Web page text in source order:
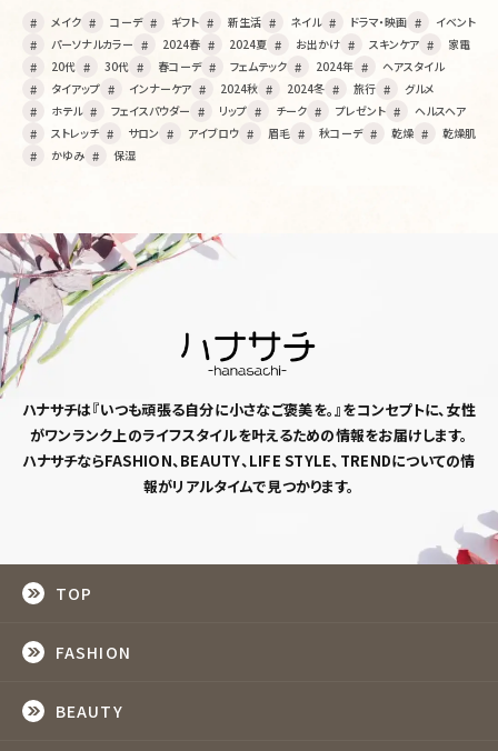
メイク コーデ ギフト 新生活 ネイル ドラマ・映画
イベント
パーソナルカラー
2024春 2024夏 お出かけ スキンケア
家電
20代
30代 春コーデ フェムテック 2024年
ヘアスタイル
タイアップ
インナーケア 2024秋 2024冬 旅行
グルメ
ホテル
フェイスパウダー リップ チーク プレゼント
ヘルスヘア
ストレッチ
サロン アイブロウ 眉毛 秋コーデ 乾燥
乾燥肌
かゆみ
保湿
ハナサチは『いつも頑張る自分に小さなご褒美を。』をコンセプトに、女性
がワンランク上のライフスタイルを叶えるための情報をお届けします。
ハナサチならFASHION、BEAUTY、LIFE STYLE、TRENDについての情
報がリアルタイムで見つかります。
TOP
FASHION
BEAUTY